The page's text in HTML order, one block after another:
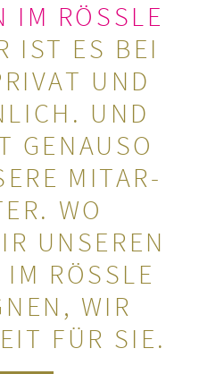
IM RÖSSLE
IST ES BEI
UND
UND
GENAUSO
MIT­AR­
WO
UNSEREN
RÖSSLE
WIR
FÜR SIE.